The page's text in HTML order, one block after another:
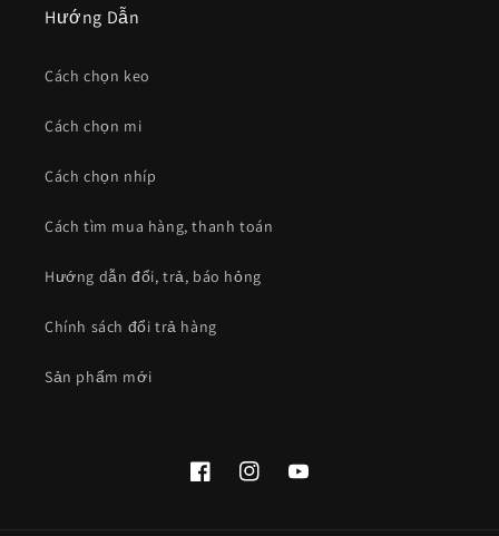
Hướng Dẫn
Cách chọn keo
Cách chọn mi
Cách chọn nhíp
Cách tìm mua hàng, thanh toán
Hướng dẫn đổi, trả, báo hỏng
Chính sách đổi trả hàng
Sản phẩm mới
FacebookInstagramYouTube